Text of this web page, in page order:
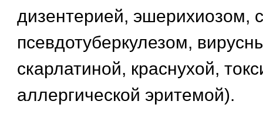
дизентерией, эшерихиозом,
псевдотуберкулезом,
скарлатиной, краснухой,
аллергической эритемой).